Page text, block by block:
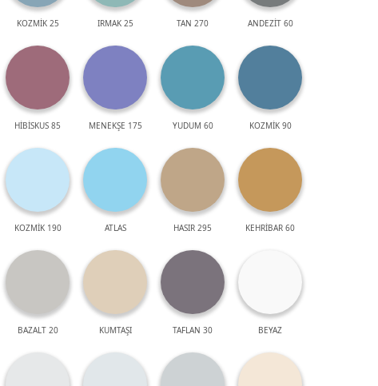
KOZMİK 25 IRMAK 25 TAN 270 ANDEZİT 60
HİBİSKUS 85 MENEKŞE 175 YUDUM 60 KOZMİK 90
KOZMİK 190 ATLAS HASIR 295 KEHRİBAR 60
BAZALT 20 KUMTAŞI TAFLAN 30 BEYAZ